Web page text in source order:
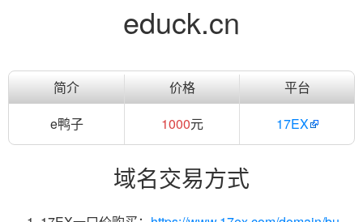
educk.cn
简介 价格
平台
e鸭子
1000元 17EX
域名交易方式